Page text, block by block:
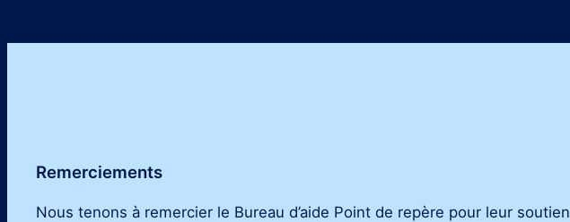
Remerciements
Nous tenons à remercier le Bureau d’aide Point de repère pour leur soutien